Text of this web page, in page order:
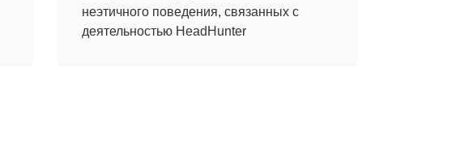
неэтичного поведения, связанных с
деятельностью HeadHunter